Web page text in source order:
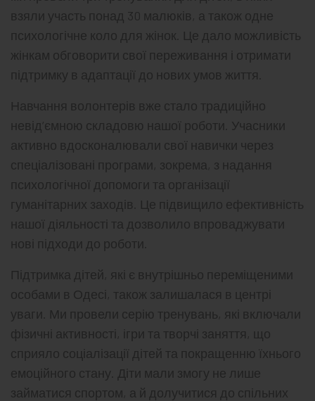
взяли участь понад 30 малюків, а також одне
психологічне коло для жінок. Це дало можливість
жінкам обговорити свої переживання і отримати
підтримку в адаптації до нових умов життя.
Навчання волонтерів вже стало традиційно
невід’ємною складовю нашої роботи. Учасники
активно вдосконалювали свої навички через
спеціалізовані програми, зокрема, з надання
психологічної допомоги та організації
гуманітарних заходів. Це підвищило ефективність
нашої діяльності та дозволило впроваджувати
нові підходи до роботи.
Підтримка дітей, які є внутрішньо переміщеними
особами в Одесі, також залишалася в центрі
уваги. Ми провели серію тренувань, які включали
фізичні активності, ігри та творчі заняття, що
сприяло соціалізації дітей та покращенню їхнього
емоційного стану. Діти мали змогу не лише
займатися спортом, а й долучитися до спільних